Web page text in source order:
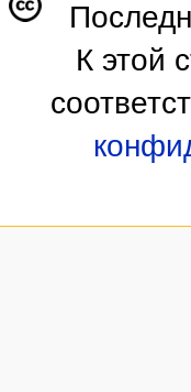
К этой